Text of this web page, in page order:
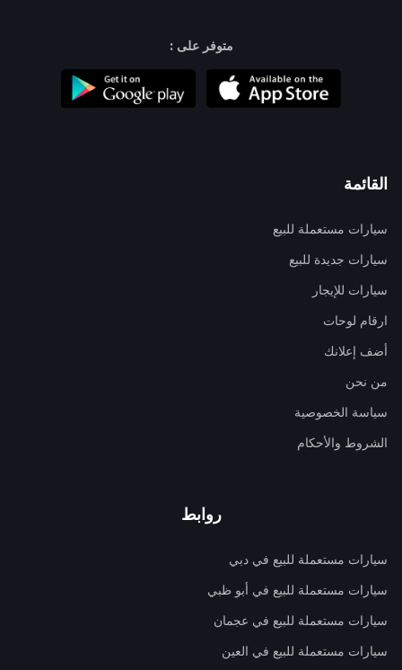
متوفر على :
القائمة
سيارات مستعملة للبيع
سيارات جديدة للبيع
سيارات للإيجار
ارقام لوحات
أضف إعلانك
من نحن
سياسة الخصوصية
الشروط والأحكام
روابط
سيارات مستعملة للبيع في دبي
سيارات مستعملة للبيع في أبو ظبي
سيارات مستعملة للبيع في عجمان
سيارات مستعملة للبيع في العين